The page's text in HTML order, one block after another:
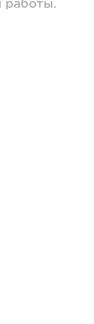
работы.